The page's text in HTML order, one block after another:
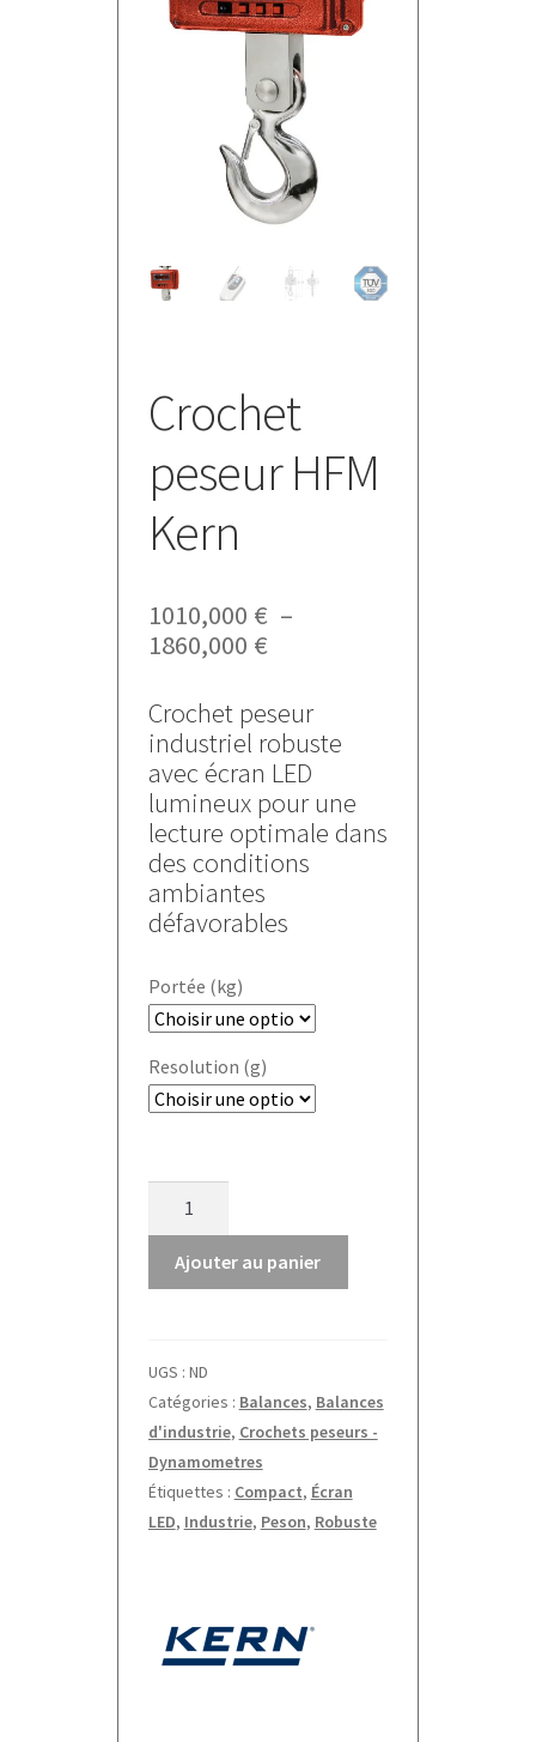
Crochet
peseur HFM
Kern
1010,000 € –
1860,000 €Plage
prix :
1010,000 €
à
1860,000 €
Crochet peseur
industriel robuste
avec écran LED
lumineux pour une
lecture optimale dans
des conditions
ambiantes
défavorables
Portée (kg)
Resolution (g)
Crochet
peseur
Ajouter au panier
UGS : ND
Catégories : Balances, Balances
d'industrie, Crochets peseurs -
Dynamometres
Étiquettes : Compact, Écran
LED, Industrie, Peson, Robuste